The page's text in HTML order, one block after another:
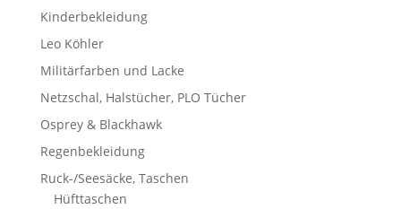
Kinderbekleidung
Leo Köhler
Militärfarben und Lacke
Netzschal, Halstücher, PLO Tücher
Osprey & Blackhawk
Regenbekleidung
Ruck-/Seesäcke, Taschen
Hüfttaschen